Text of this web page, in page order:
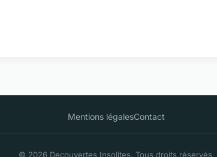
Mentions légalesContact
© 2026 Decouvertes Insolites. Tous droits réservés.